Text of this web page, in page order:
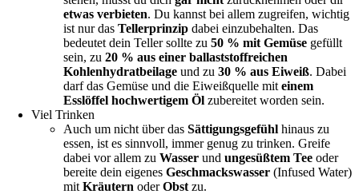
etwas verbieten. Du kannst bei allem zugreifen, wichtig
ist nur dasTellerprinzipdabei einzubehalten. Das
bedeutet dein Teller sollte zu 50 % mit Gemüse gefüllt
sein, zu20 % aus einer ballaststoffreichen
Kohlenhydratbeilage und zu30 % aus Eiweiß. Dabei
darf das Gemüse und die Eiweißquelle miteinem
Esslöffel hochwertigem Ölzubereitet worden sein.
Viel Trinken
Auch um nicht über dasSättigungsgefühlhinaus zu
essen, ist es sinnvoll, immer genug zu trinken. Greife
dabei vor allem zuWasserundungesüßtem Tee oder
bereite dein eigenesGeschmackswasser(Infused Water)
mitKräuternoderObstzu.